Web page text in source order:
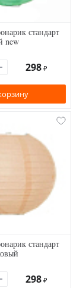
стандарт
new
298 ₽
стандарт
298 ₽